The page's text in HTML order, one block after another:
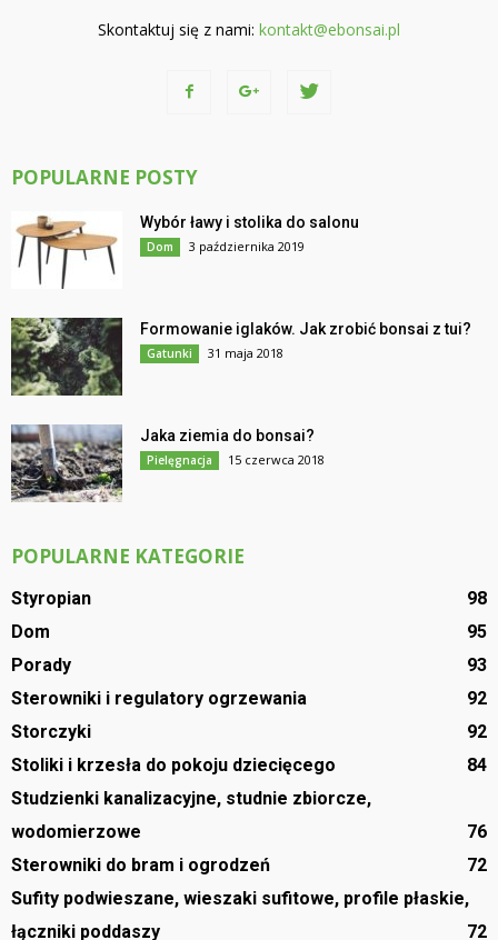
Skontaktuj się z nami: kontakt@ebonsai.pl
POPULARNE POSTY
Wybór ławy i stolika do salonu
Dom 3 października 2019
Formowanie iglaków. Jak zrobić bonsai z tui?
Gatunki 31 maja 2018
Jaka ziemia do bonsai?
Pielęgnacja 15 czerwca 2018
POPULARNE KATEGORIE
Styropian
98
Dom
95
Porady
93
Sterowniki i regulatory ogrzewania
92
Storczyki
92
Stoliki i krzesła do pokoju dziecięcego
84
Studzienki kanalizacyjne, studnie zbiorcze,
wodomierzowe
76
Sterowniki do bram i ogrodzeń
72
Sufity podwieszane, wieszaki sufitowe, profile płaskie,
łączniki poddaszy
72